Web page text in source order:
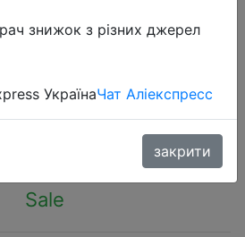
Up to 40 Hours
Sale
знижок з різних джерел
УкраїнаЧат Аліекспресс
закрити